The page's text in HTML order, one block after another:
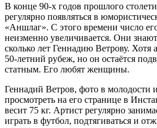
В конце 90-х годов прошлого
регулярно появляться в
«Аншлаг». С этого времени число
неизменно увеличивается. Они
сколько лет Геннадию Ветрову. Хотя
50-летний рубеж, но он остаётся
статным. Его любят женщины.
Геннадий Ветров, фото в молодости
просмотреть на его странице в
весит 75 кг. Артист регулярно
играть в футбол, подтягиваться и